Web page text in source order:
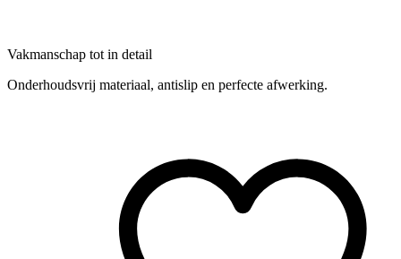
Vakmanschap tot in detail
Onderhoudsvrij materiaal, antislip en perfecte afwerking.